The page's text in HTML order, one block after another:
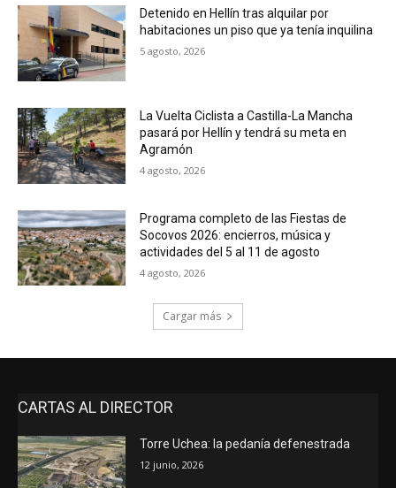
Detenido en Hellín tras alquilar por
habitaciones un piso que ya tenía inquilina
5 agosto, 2026
La Vuelta Ciclista a Castilla-La Mancha
pasará por Hellín y tendrá su meta en
Agramón
4 agosto, 2026
Programa completo de las Fiestas de
Socovos 2026: encierros, música y
actividades del 5 al 11 de agosto
4 agosto, 2026
Cargar más
CARTAS AL DIRECTOR
Torre Uchea: la pedanía defenestrada
12 junio, 2026